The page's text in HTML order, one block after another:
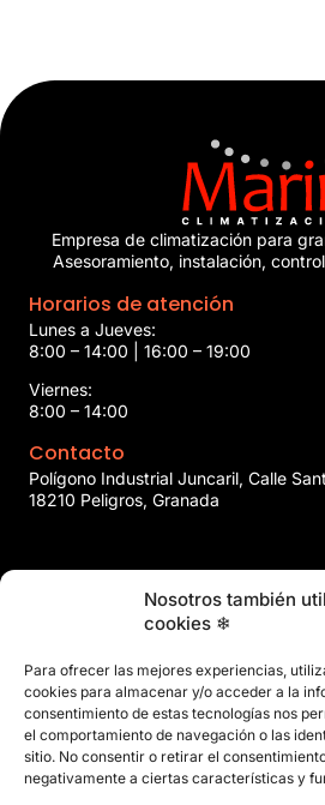
Nosotros también
cookies ❄
Para ofrecer las mejores experiencias,
cookies para almacenar y/o acceder a la
consentimiento de estas tecnologías nos
el comportamiento de navegación o las
sitio. No consentir o retirar el
negativamente a ciertas características y
Empresa de climatización para
Asesoramiento, instalación,
Horarios de atención
Lunes a Jueves:
8:00 – 14:00 | 16:00 – 19:00
Viernes:
8:00 – 14:00
Contacto
Polígono Industrial Juncaril, Calle
18210 Peligros, Granada
marin@marinclimatizacion.com
el Trabajo
Aviso Legal
Privacidad
Políticas de Cookies
Mapa del Sitio